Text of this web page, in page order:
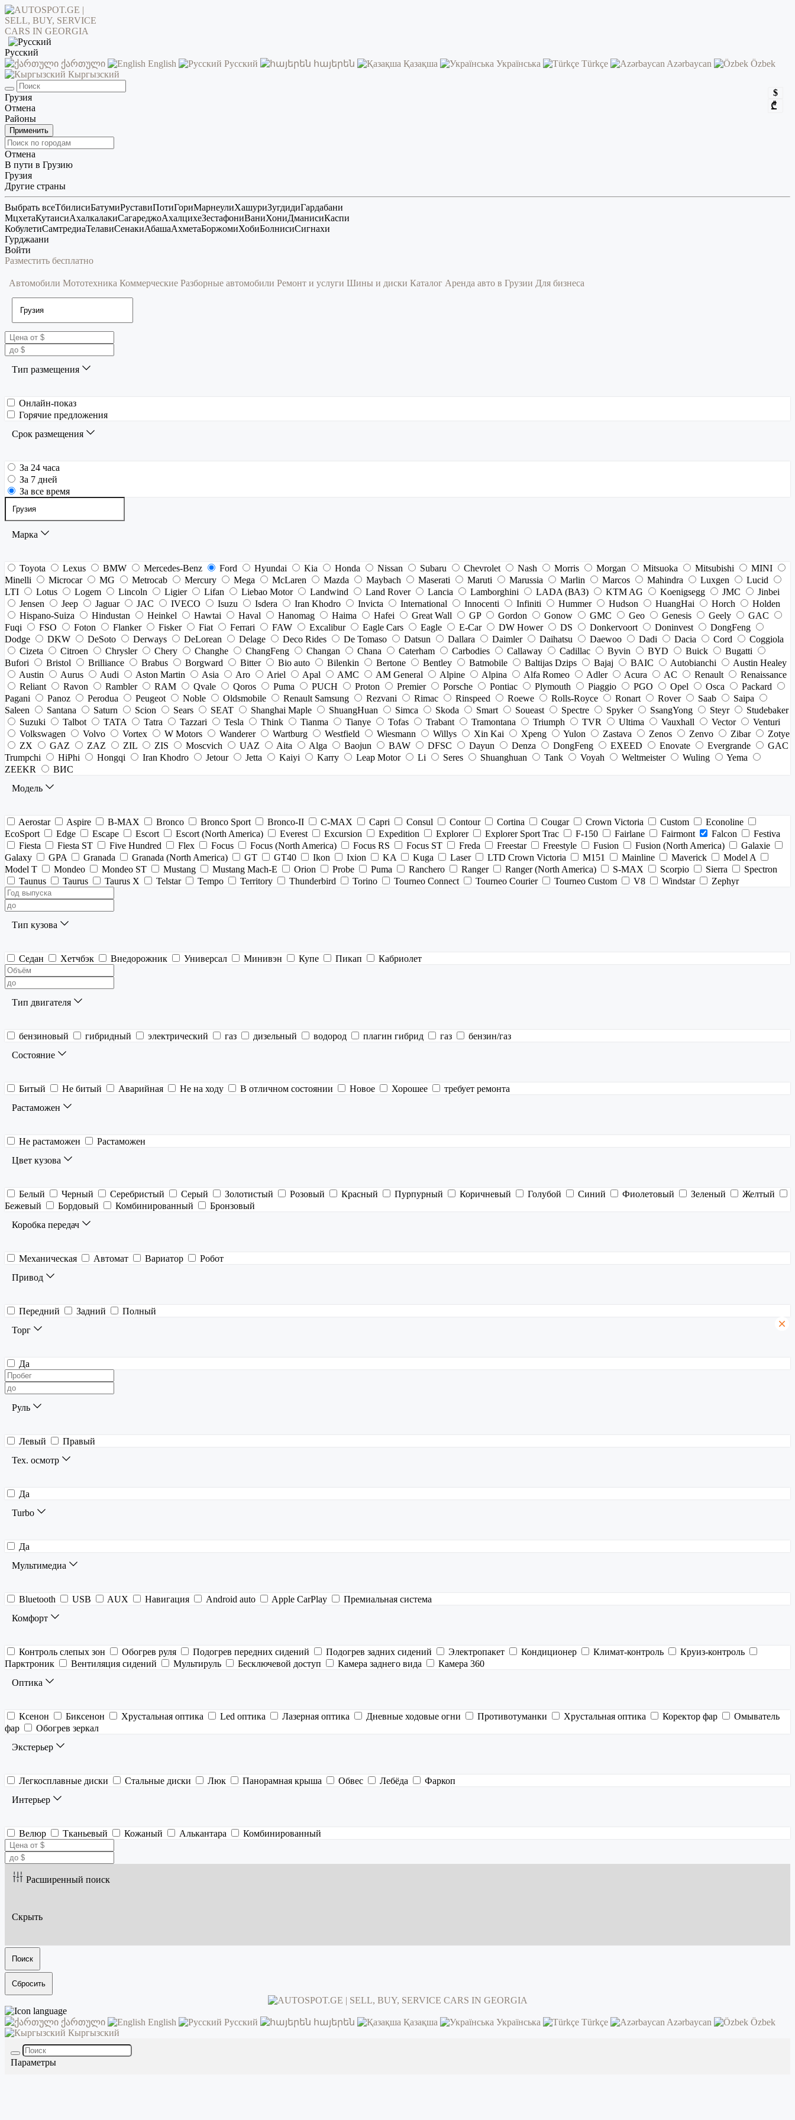
Русский
ქართული
English Русский հայերեն Қазақша Українська Türkçe Azərbaycan
Özbek
Кыргызский
$
₾
Грузия
Отмена
Районы
Применить
Отмена
В пути в Грузию
Грузия
Другие страны
Выбрать всеТбилисиБатумиРуставиПотиГориМарнеулиХашуриЗугдидиГардабани
МцхетаКутаисиАхалкалакиСагареджоАхалцихеЗестафониВаниХониДманисиКаспи
КобулетиСамтредиаТелавиСенакиАбашаАхметаБоржомиХобиБолнисиСигнахи
Гурджаани
Войти
Разместить бесплатно
Автомобили Мототехника Коммерческие Разборные автомобили Ремонт и услуги Шины и диски Каталог Аренда авто в Грузии Для бизнеса
Тип размещения
Онлайн-показ
Горячие предложения
Срок размещения
За 24 часа
За 7 дней
За все время
Марка
Toyota Lexus BMW Mercedes-Benz Ford Hyundai Kia Honda Nissan Subaru Chevrolet Nash Morris Morgan Mitsuoka Mitsubishi
MINI
Minelli
Microcar MG Metrocab Mercury Mega McLaren Mazda Maybach Maserati Maruti Marussia Marlin Marcos Mahindra Luxgen
Lucid
LTI
Lotus Logem Lincoln Ligier Lifan Liebao Motor Landwind Land Rover Lancia Lamborghini LADA (ВАЗ) KTM AG Koenigsegg JMC
Jinbei
Jensen
Jeep Jaguar JAC IVECO Isuzu Isdera Iran Khodro Invicta International Innocenti Infiniti Hummer Hudson HuangHai Horch
Holden
Hispano-Suiza
Hindustan Heinkel Hawtai Haval Hanomag Haima Hafei Great Wall GP Gordon Gonow GMC Geo Genesis Geely
GAC
Fuqi
FSO Foton Flanker Fisker Fiat Ferrari FAW Excalibur Eagle Cars Eagle E-Car DW Hower DS Donkervoort Doninvest
DongFeng
Dodge
DKW DeSoto Derways DeLorean Delage Deco Rides De Tomaso Datsun Dallara Daimler Daihatsu Daewoo Dadi Dacia Cord
Coggiola
Cizeta
Citroen Chrysler Chery Changhe ChangFeng Changan Chana Caterham Carbodies Callaway Cadillac Byvin BYD Buick
Bugatti
Bufori
Bristol Brilliance Brabus Borgward Bitter Bio auto Bilenkin Bertone Bentley Batmobile Baltijas Dzips Bajaj BAIC Autobianchi
Austin Healey
Austin
Aurus Audi Aston Martin Asia Aro Ariel Apal AMC AM General Alpine Alpina Alfa Romeo Adler Acura AC Renault
Renaissance
Reliant
Ravon Rambler RAM Qvale Qoros Puma PUCH Proton Premier Porsche Pontiac Plymouth Piaggio PGO Opel Osca
Packard
Pagani
Panoz Perodua Peugeot Noble Oldsmobile Renault Samsung Rezvani Rimac Rinspeed Roewe Rolls-Royce Ronart Rover Saab
Saipa
Saleen
Santana Saturn Scion Sears SEAT Shanghai Maple ShuangHuan Simca Skoda Smart Soueast Spectre Spyker SsangYong Steyr
Studebaker
Suzuki
Talbot TATA Tatra Tazzari Tesla Think Tianma Tianye Tofas Trabant Tramontana Triumph TVR Ultima Vauxhall Vector
Venturi
Volkswagen
Volvo Vortex W Motors Wanderer Wartburg Westfield Wiesmann Willys Xin Kai Xpeng Yulon Zastava Zenos Zenvo Zibar
Zotye
ZX
GAZ ZAZ ZIL ZIS Moscvich UAZ Aita Alga Baojun BAW DFSC Dayun Denza DongFeng EXEED Enovate Evergrande
GAC
Trumpchi
HiPhi Hongqi Iran Khodro Jetour Jetta Kaiyi Karry Leap Motor Li Seres Shuanghuan Tank Voyah Weltmeister Wuling
Yema
ZEEKR
ВИС
Модель
Aerostar Aspire B-MAX Bronco Bronco Sport Bronco-II C-MAX Capri Consul Contour Cortina Cougar Crown Victoria Custom
Econoline
EcoSport
Edge Escape Escort Escort (North America) Everest Excursion Expedition Explorer Explorer Sport Trac F-150 Fairlane Fairmont Falcon
Festiva
Fiesta
Fiesta ST Five Hundred Flex Focus Focus (North America) Focus RS Focus ST Freda Freestar Freestyle Fusion Fusion (North America)
Galaxie
Galaxy
GPA Granada Granada (North America) GT GT40 Ikon Ixion KA Kuga Laser LTD Crown Victoria M151 Mainline Maverick
Model A
Model T
Mondeo Mondeo ST Mustang Mustang Mach-E Orion Probe Puma Ranchero Ranger Ranger (North America) S-MAX Scorpio Sierra
Spectron
Taunus
Taurus Taurus X Telstar Tempo Territory Thunderbird Torino Tourneo Connect Tourneo Courier Tourneo Custom V8 Windstar Zephyr
Тип кузова
Седан Хетчбэк Внедорожник Универсал Минивэн Купе Пикап Кабриолет
Тип двигателя
бензиновый гибридный электрический газ дизельный водород плагин гибрид газ
бензин/газ
Состояние
Битый Не битый Аварийная Не на ходу В отличном состоянии Новое Хорошее
требует ремонта
Растаможен
Не растаможен
Растаможен
Цвет кузова
Белый Черный Серебристый Серый Золотистый Розовый Красный Пурпурный Коричневый Голубой Синий Фиолетовый Зеленый
Желтый
Бежевый
Бордовый Комбинированный
Бронзовый
Коробка передач
Механическая Автомат Вариатор
Робот
Привод
Передний Задний
Полный
Торг
Да
Руль
Левый
Правый
Тех. осмотр
Да
Turbo
Да
Мультимедиа
Bluetooth USB AUX Навигация Android auto Apple CarPlay
Премиальная система
Комфорт
Контроль слепых зон Обогрев руля Подогрев передних сидений Подогрев задних сидений Электропакет Кондиционер Климат-контроль
Круиз-контроль
Парктроник
Вентиляция сидений Мультируль Бесключевой доступ Камера заднего вида
Камера 360
Оптика
Ксенон Биксенон Хрустальная оптика Led оптика Лазерная оптика Дневные ходовые огни Противотуманки Хрустальная оптика Коректор фар
Омыватель
фар
Обогрев зеркал
Экстерьер
Легкосплавные диски Стальные диски Люк Панорамная крыша Обвес Лебёда
Фаркоп
Интерьер
Велюр Тканьевый Кожаный Алькантара Комбинированный
Расширенный поиск
Скрыть
Поиск
Сбросить
ქართული English Русский հայերեն Қазақша Українська Türkçe Azərbaycan
Özbek
Кыргызский
Параметры